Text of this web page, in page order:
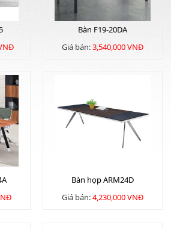
Bàn F19-20DA
Giá bán:3,540,000 VNĐ
Bàn họp ARM24D
Giá bán:4,230,000 VNĐ